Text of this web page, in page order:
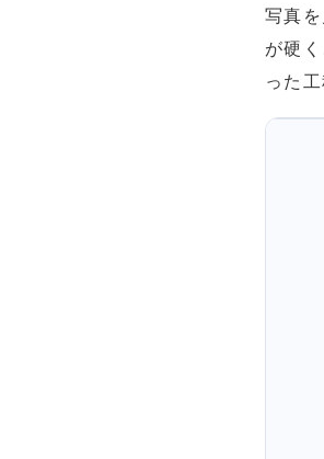
写真
が硬
った